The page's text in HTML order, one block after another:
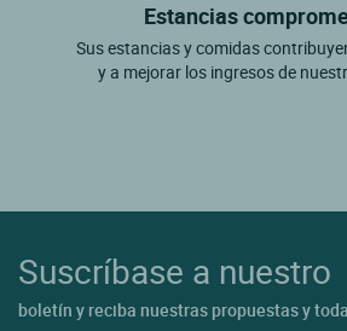
Estancias
Sus estancias y comidas
y a mejorar los ingresos de
Suscríbase a nuestro
boletín y reciba nuestras propuestas y